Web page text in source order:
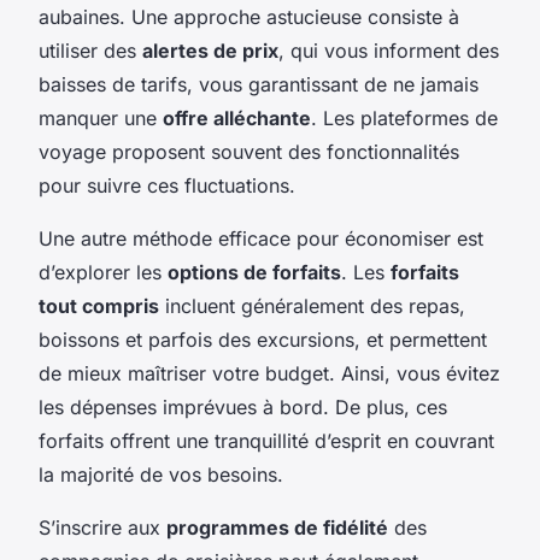
aubaines. Une approche astucieuse consiste à
utiliser des alertes de prix, qui vous informent des
baisses de tarifs, vous garantissant de ne jamais
manquer une offre alléchante. Les plateformes de
voyage proposent souvent des fonctionnalités
pour suivre ces fluctuations.
Une autre méthode efficace pour économiser est
d’explorer les options de forfaits. Les forfaits
tout compris incluent généralement des repas,
boissons et parfois des excursions, et permettent
de mieux maîtriser votre budget. Ainsi, vous évitez
les dépenses imprévues à bord. De plus, ces
forfaits offrent une tranquillité d’esprit en couvrant
la majorité de vos besoins.
S’inscrire aux programmes de fidélité des